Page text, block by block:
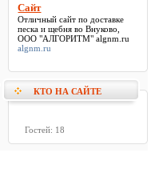
Сайт
Отличныйсайт по доставке
песка и щебня во Внуково,
ООО "АЛГОРИТМ" algnm.ru
algnm.ru
КТО НА САЙТЕ
Гостей: 18